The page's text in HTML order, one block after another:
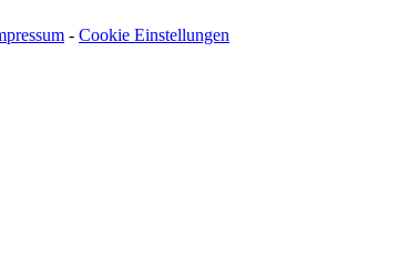
- Cookie Einstellungen